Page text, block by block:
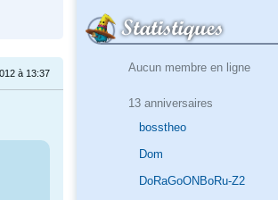
Statistiques
Aucun membre en ligne
13 anniversaires
bosstheo
Dom
DoRaGoONBoRu-Z2
à 13:37